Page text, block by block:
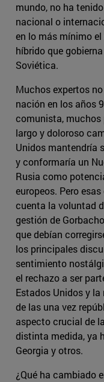
mundo, no ha
nacional o
en lo más mínimo
híbrido que
Soviética.
Muchos expertos
nación en los años
comunista, muchos
largo y doloroso
Unidos mantendría
y conformaría un
Rusia como
europeos. Pero
cuenta la voluntad
gestión de
que debían
los principales
sentimiento
el rechazo a ser
Estados Unidos y
de las una vez
aspecto crucial de
distinta medida, ya
Georgia y otros.
¿Qué ha cambiado